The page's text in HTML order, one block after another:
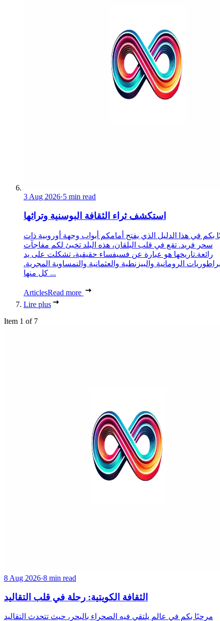
3 Aug 2026·5 min read
استكشف ثراء الثقافة البوسنية وتراثها
بكم في هذا الدليل الذي يفتح أمامكم أبواب وجهة أوروبية ذات
سحر فريد. تقع في قلب البلقان، هذه البلد تخبئ لكم مفاجآت
رائعة.تاريخها هو عبارة عن فسيفساء حقيقية، تشكلت على يد
الرومانية والبيزنطية والعثمانية والنمساوية المجرية.
كل منها ...
ArticlesRead more
Lire plus
Item 1 of 7
8 Aug 2026·8 min read
الثقافة الكويتية: رحلة في قلب التقاليد
مرحبًا بكم في عالم يلتقي فيه الصحراء بالبحر، حيث تتحدث التقاليد